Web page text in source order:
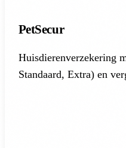
PetSecur
Huisdierenverzekering
Standaard, Extra) en